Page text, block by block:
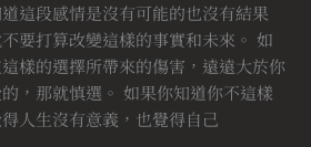
這段感情是沒有可能的也沒有結果
要打算改變這樣的事實和未來。 如
樣的選擇所帶來的傷害，遠遠大於你
，那就慎選。 如果你知道你不這樣
人生沒有意義，也覺得自己